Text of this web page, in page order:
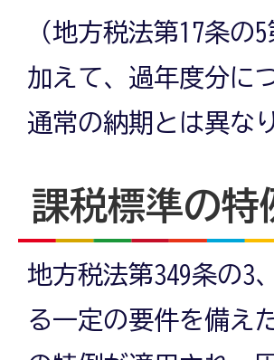
（地方税法第17条の5
加えて、過年度分に
通常の納期とは異な
課税標準の特
地方税法第349条の3
る一定の要件を備え